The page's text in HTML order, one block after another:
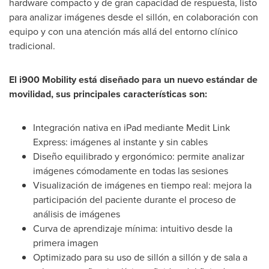
para analizar imágenes desde el sillón, en colaboración con
equipo y con una atención más allá del entorno clínico
tradicional.
El i900 Mobility está diseñado para un nuevo estándar de
movilidad, sus principales características son:
Integración nativa en iPad mediante Medit Link
Express: imágenes al instante y sin cables
Diseño equilibrado y ergonómico: permite analizar
imágenes cómodamente en todas las sesiones
Visualización de imágenes en tiempo real: mejora la
participación del paciente durante el proceso de
análisis de imágenes
Curva de aprendizaje mínima: intuitivo desde la
primera imagen
Optimizado para su uso de sillón a sillón y de sala a